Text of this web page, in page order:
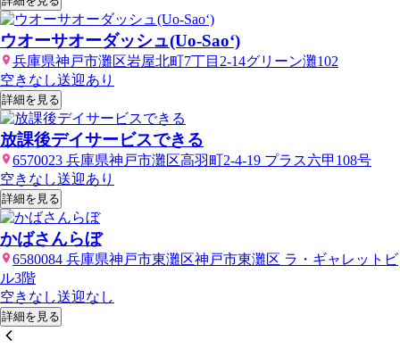
ウオーサオーダッシュ(Uo-Sao‘)
兵庫県神戸市灘区岩屋北町7丁目2-14グリーン灘102
空きなし送迎あり
詳細を見る
放課後デイサービスできる
6570023 兵庫県神戸市灘区高羽町2-4-19 プラス六甲108号
空きなし送迎あり
詳細を見る
かばさんらぼ
6580084 兵庫県神戸市東灘区神戸市東灘区 ラ・ギャレットビ
ル3階
空きなし送迎なし
詳細を見る